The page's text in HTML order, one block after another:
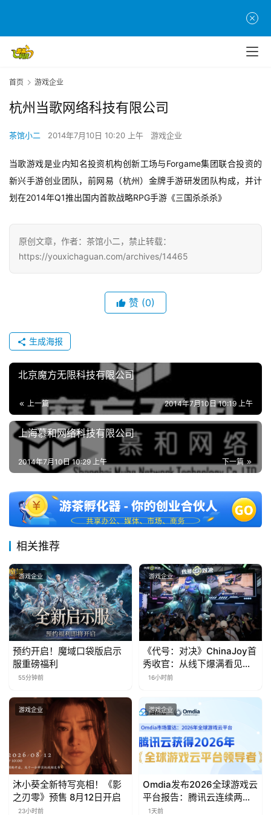
游
原
游
业
机
游
戏
休
闲
戏
2
第
十
三
届
金
茶
奖
7
月
3
0
茶
对
首页 游戏企业
杭州当歌网络科技有限公司
茶馆小二 2014年7月10日 10:20 上午 游戏企业
当歌游戏是业内知名投资机构创新工场与Forgame集团联合投资的
新兴手游创业团队，前网易（杭州）金牌手游研发团队构成，并计
划在2014年Q1推出国内首款战略RPG手游《三国杀杀杀》
原创文章，作者：茶馆小二，禁止转载：
https://youxichaguan.com/archives/14465
赞 (0)
生成海报
北京魔方无限科技有限公司
上一篇 2014年7月10日 10:19 上午
上海慕和网络科技有限公司
下一篇
2014年7月10日 10:29 上午
相关推荐
游戏企业
预约开启！魔域口袋版启示
服重磅福利
55分钟前
游戏企业
《代号：对决》ChinaJoy首
秀收官：从线下爆满看见玩
家的真实期待
16小时前
游戏企业
沐小葵全新特写亮相！《影
之刃零》预售 8月12日开启
23小时前
游戏企业
Omdia发布2026全球游戏云
平台报告：腾讯云连续两年
入选“领导者”象限
1天前